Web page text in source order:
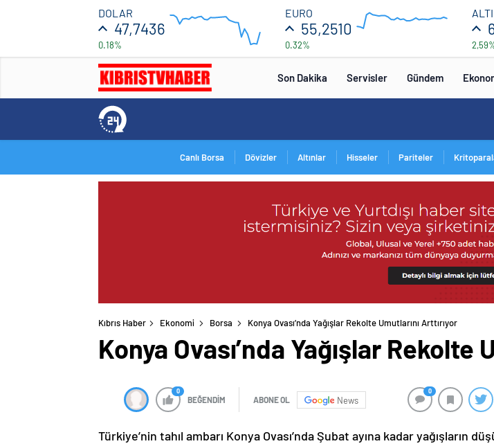
DOLAR
47,7436
0.18%
12:00 16:00
EURO
55,2510
0.32%
12:00 16:00
Son Dakika Servisler Gündem
Canlı Borsa Dövizler Altınlar Hisseler Pariteler
Kıbrıs Haber Ekonomi Borsa Konya Ovası’nda Yağışlar Rekolte Umutlarını Arttırıyor
Konya Ovası’nda Yağışlar Rekolte
0
BEĞENDİM ABONE OL News
0
Türkiye’nin tahıl ambarı Konya Ovası’nda Şubat ayına kadar yağışların